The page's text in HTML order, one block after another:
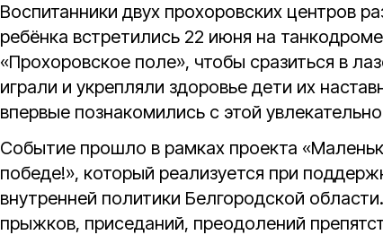
Воспитанники двух прохоровских центров
ребёнка встретились 22 июня на
«Прохоровское поле», чтобы сразиться в
играли и укрепляли здоровье дети их
впервые познакомились с этой
Событие прошло в рамках проекта
победе!», который реализуется при
внутренней политики Белгородской
прыжков, приседаний, преодолений